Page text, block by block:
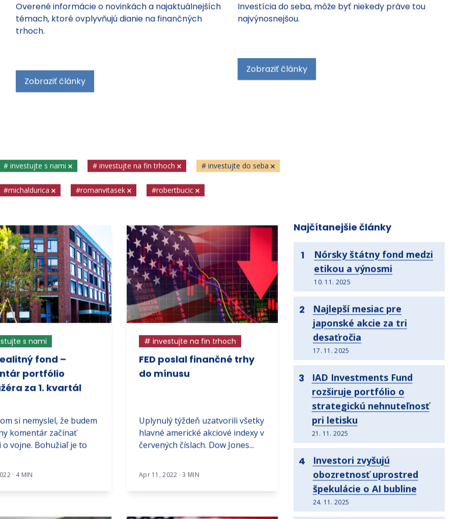
Overené informácie o novinkách a najaktuálnejších
témach, ktoré ovplyvňujú dianie na finančných
trhoch.
Zobraziť články
Investícia do seba, môže byť niekedy práve tou
najvýnosnejšou.
Zobraziť články
# investujte s nami # investujte na fin trhoch # investujte do seba
#michaldurica #romanvitasek #robertbucic
s nami
fond –
portfólio
za 1. kvartál
si nemyslel, že budem
komentár začínať
o vojne. Bohužiaľ je to
· 4 MIN
# investujte na fin trhoch
FED poslal finančné trhy
do mínusu
Uplynulý týždeň uzatvorili všetky
hlavné americké akciové indexy v
červených číslach. Dow Jones...
Apr 11, 2022 · 3 MIN
Najčítanejšie články
1
Nórsky štátny fond medzi
etikou a výnosmi
10. 11. 2025
2
Najlepší mesiac pre
japonské akcie za tri
desaťročia
17. 11. 2025
3
IAD Investments Fund
rozširuje portfólio o
strategickú nehnuteľnosť
pri letisku
21. 11. 2025
4
Investori zvyšujú
obozretnosť uprostred
špekulácie o AI bubline
24. 11. 2025